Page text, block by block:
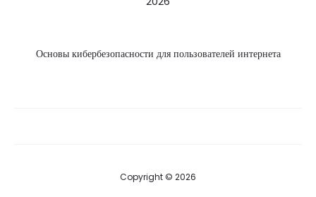
Основы кибербезопасности для пользователей интернета
Copyright © 2026